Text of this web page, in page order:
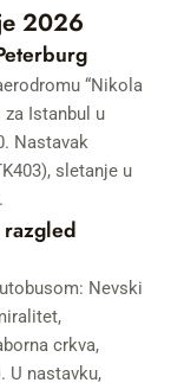
2026
“Nikola
Istanbul u
Nastavak
sletanje u
razgled
Nevski
crkva,
U nastavku,